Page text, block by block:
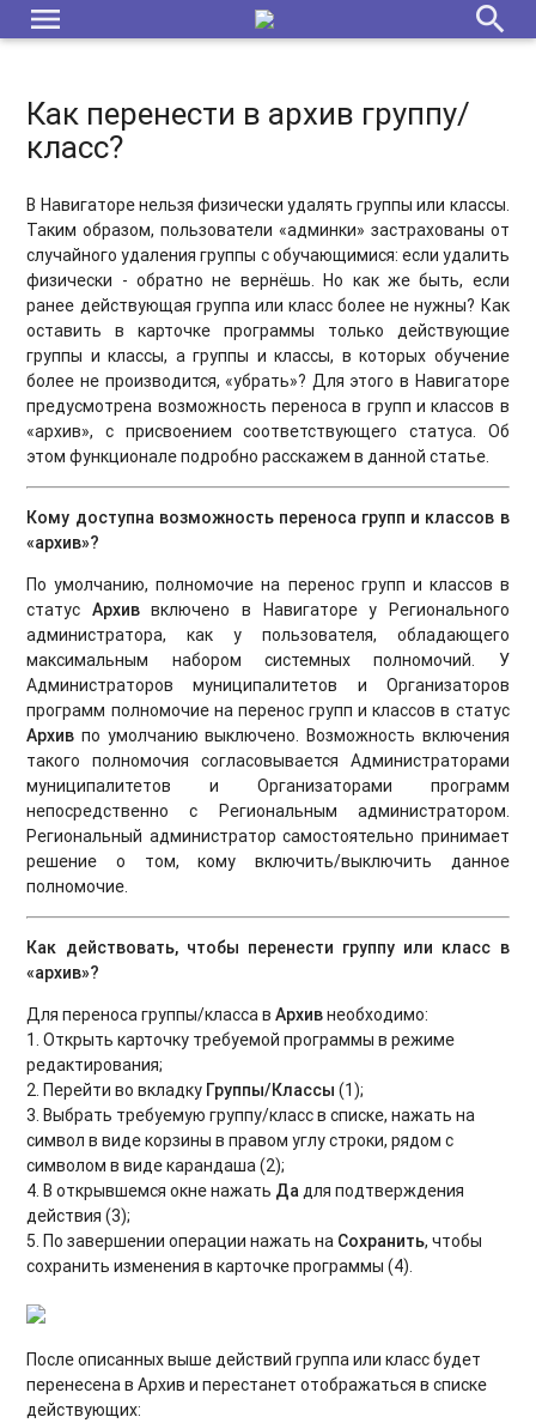
menu search
​Как перенести в архив группу/
класс?
В Навигаторе нельзя физически удалять группы или классы.
Таким образом, пользователи «админки» застрахованы от
случайного удаления группы с обучающимися: если удалить
физически - обратно не вернёшь. Но как же быть, если
ранее действующая группа или класс более не нужны? Как
оставить в карточке программы только действующие
группы и классы, а группы и классы, в которых обучение
более не производится, «убрать»? Для этого в Навигаторе
предусмотрена возможность переноса в групп и классов в
«архив», с присвоением соответствующего статуса. Об
этом функционале подробно расскажем в данной статье.
Кому доступна возможность переноса групп и классов в
«архив»?
По умолчанию, полномочие на перенос групп и классов в
статус Архиввключено в Навигаторе у Регионального
администратора, как у пользователя, обладающего
максимальным набором системных полномочий. У
Администраторов муниципалитетов и Организаторов
программ полномочие на перенос групп и классов в статус
Архив по умолчанию выключено. Возможность включения
такого полномочия согласовывается Администраторами
муниципалитетов и Организаторами программ
непосредственно с Региональным администратором.
Региональный администратор самостоятельно принимает
решение о том, кому включить/выключить данное
полномочие.
Как действовать, чтобы перенести группу или класс в
«архив»?
Для переноса группы/класса вАрхивнеобходимо:
1. Открыть карточку требуемой программы в режиме
редактирования;
2. Перейти во вкладку Группы/Классы(1);
3. Выбрать требуемую группу/класс в списке, нажать на
символ в виде корзины в правом углу строки, рядом с
символом в виде карандаша (2);
4. В открывшемся окне нажать Дадля подтверждения
действия (3);
5. По завершении операции нажать на Сохранить, чтобы
сохранить изменения в карточке программы (4).
После описанных выше действий группа или класс будет
перенесена в Архив и перестанет отображаться в списке
действующих: